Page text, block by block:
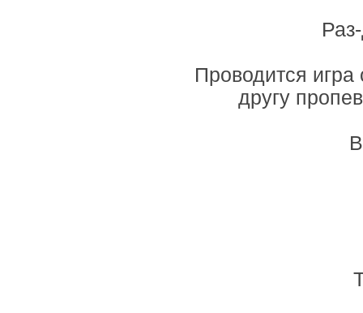
Проводится игра
другу